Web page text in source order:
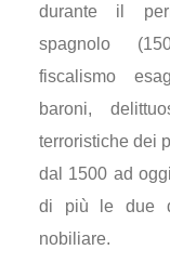
durante il
spagnolo
fiscalismo
baroni,
terroristiche dei
dal 1500 ad
di più le due
nobiliare.